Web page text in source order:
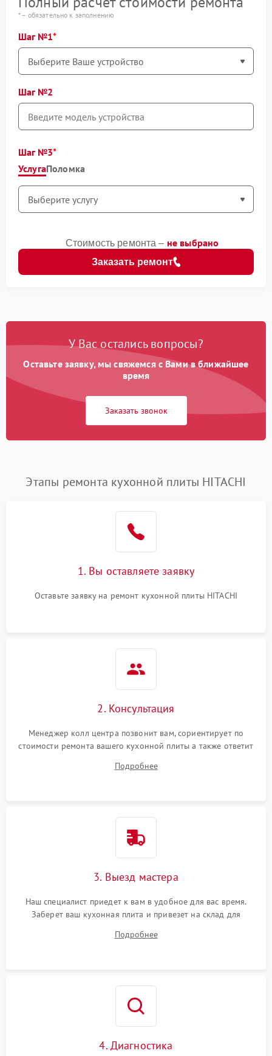
* – обязательно к заполнению
Шаг №1
Шаг №2
Шаг №3
УслугаПоломка
Заказать ремонт
Стоимость ремонта – не выбрано
У Вас остались вопросы?
Оставьте заявку, мы свяжемся с Вами в ближайшее
время
Заказать звонок
Этапы ремонта кухонной плиты HITACHI
1. Вы оставляете заявку
Оставьте заявку на ремонт кухонной плиты HITACHI
2. Консультация
Менеджер колл центра позвонит вам, сориентирует по
стоимости ремонта вашего кухонной плиты а также ответит
Подробнее
3. Выезд мастера
Наш специалист приедет к вам в удобное для вас время.
Заберет ваш кухонная плита и привезет на склад для
Подробнее
4. Диагностика